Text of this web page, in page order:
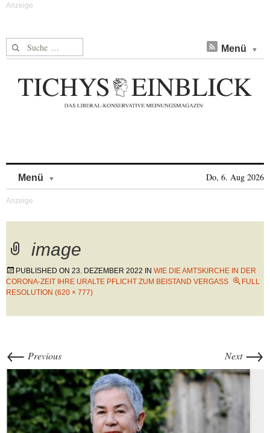
Suche nach: Menü
Menü Do, 6. Aug 2026
image
PUBLISHED ON 23. DEZEMBER 2022 IN WIE DIE AMTSKIRCHE IN DER
CORONA-ZEIT IHRE URALTE PFLICHT ZUM BEISTAND VERGASS
FULL
RESOLUTION (620 × 777)
← Previous Next →